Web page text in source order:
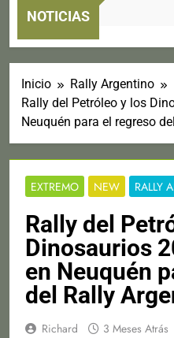
NOTICIAS
Inicio
Rally Argentino
Rally del Petróleo y los
Neuquén para el regreso
EXTREMO NEW RALLY
Rally del
Dinosaurios
en Neuquén
del Rally
Richard 3 Meses Atrás